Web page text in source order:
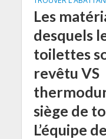
Les
desquels
toilettes
revêtu VS
siège de
L’équipe